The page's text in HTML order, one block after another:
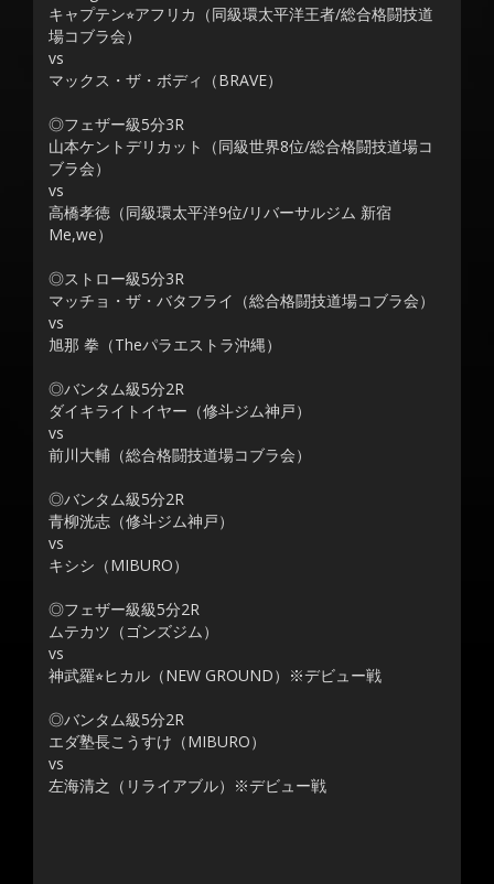
キャプテン⭐︎アフリカ（同級環太平洋王者/総合格闘技道
場コブラ会）
vs
マックス・ザ・ボディ（BRAVE）
◎フェザー級5分3R
山本ケントデリカット（同級世界8位/総合格闘技道場コ
ブラ会）
vs
高橋孝徳（同級環太平洋9位/リバーサルジム 新宿
Me,we）
◎ストロー級5分3R
マッチョ・ザ・バタフライ（総合格闘技道場コブラ会）
vs
旭那 拳（Theパラエストラ沖縄）
◎バンタム級5分2R
ダイキライトイヤー（修斗ジム神戸）
vs
前川大輔（総合格闘技道場コブラ会）
◎バンタム級5分2R
青柳洸志（修斗ジム神戸）
vs
キシシ（MIBURO）
◎フェザー級級5分2R
ムテカツ（ゴンズジム）
vs
神武羅⭐︎ヒカル（NEW GROUND）※デビュー戦
◎バンタム級5分2R
エダ塾長こうすけ（MIBURO）
vs
左海清之（リライアブル）※デビュー戦